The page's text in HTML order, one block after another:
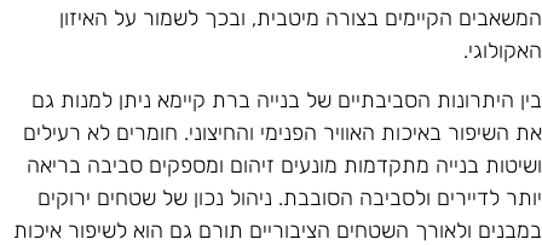
הקיימים בצורה מיטבית, ובכך לשמור על האיזון
היתרונות הסביבתיים של בנייה ברת קיימא ניתן למנות גם
השיפור באיכות האוויר הפנימי והחיצוני. חומרים לא רעילים
בנייה מתקדמות מונעים זיהום ומספקים סביבה בריאה
לדיירים ולסביבה הסובבת. ניהול נכון של שטחים ירוקים
ולאורך השטחים הציבוריים תורם גם הוא לשיפור איכות